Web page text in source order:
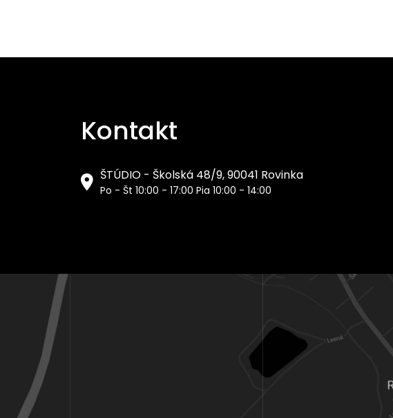
Kontakt
ŠTÚDIO - Školská 48/9, 90041 Rovinka
Po - Št 10:00 - 17:00 Pia 10:00 - 14:00